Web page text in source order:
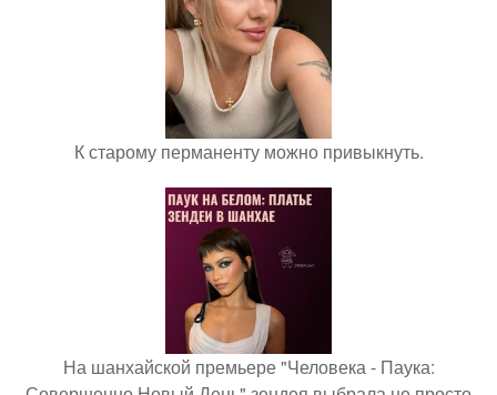
К старому перманенту можно привыкнуть.
На шанхайской премьере "Человека - Паука: